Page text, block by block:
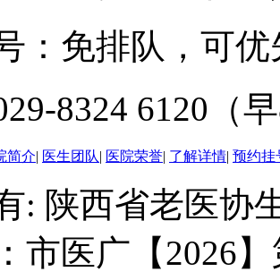
：免排队，可优
8324 6120（
简介| 医生团队| 医院荣誉| 了解详情| 预约挂
: 陕西省老医协
市医广【2026